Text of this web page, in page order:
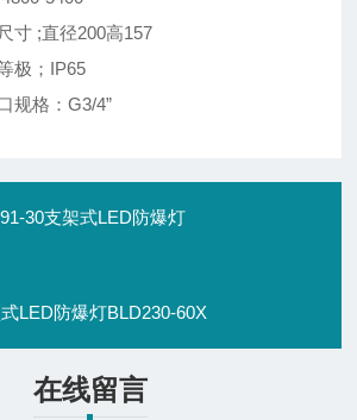
寸 ;直径200高157
极；IP65
规格：G3/4”
30支架式LED防爆灯
LED防爆灯BLD230-60X
在线留言